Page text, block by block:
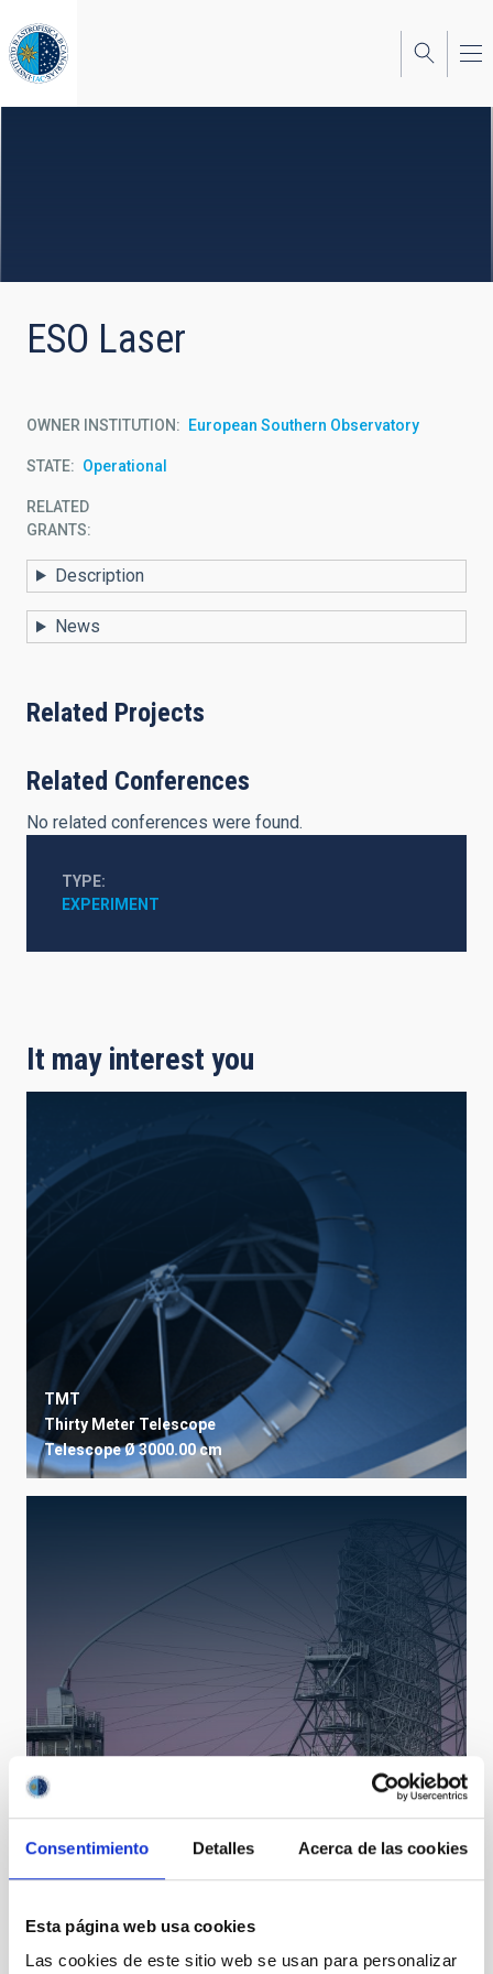
Consentimiento Detalles Acerca de las cookies
Esta página web usa cookies
Las cookies de este sitio web se usan para personalizar
to
main
content
ESO Laser
OWNER INSTITUTION European Southern Observatory
STATE Operational
RELATED
GRANTS:
Description
News
Related Projects
Related Conferences
No related conferences were found.
TYPE
EXPERIMENT
It may interest you
TMT
Thirty Meter Telescope
TelescopeØ 3000.00 cm
TelescopeImaging Nocturnal Ø 2300.00 cm